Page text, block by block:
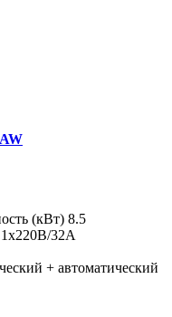
(кВт) 8.5
32A
+ автоматический